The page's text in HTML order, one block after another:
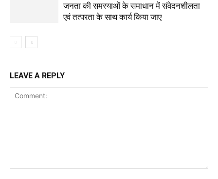
जनता की समस्याओं के समाधान में संवेदनशीलता
एवं तत्परता के साथ कार्य किया जाए
LEAVE A REPLY